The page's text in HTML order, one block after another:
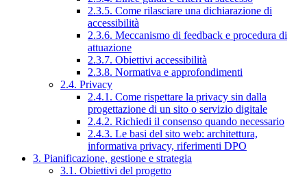
2.3.5. Come rilasciare una dichiarazione di
accessibilità
2.3.6. Meccanismo di feedback e procedura di
attuazione
2.3.7. Obiettivi accessibilità
2.3.8. Normativa e approfondimenti
2.4. Privacy
2.4.1. Come rispettare la privacy sin dalla
progettazione di un sito o servizio digitale
2.4.2. Richiedi il consenso quando necessario
2.4.3. Le basi del sito web: architettura,
informativa privacy, riferimenti DPO
3. Pianificazione, gestione e strategia
3.1. Obiettivi del progetto